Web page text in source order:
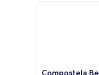
Compostela
Compostela
Compostela